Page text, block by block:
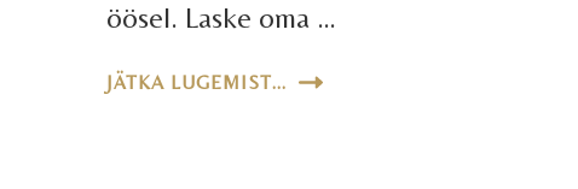
öösel. Laske oma …
JÄTKA LUGEMIST...